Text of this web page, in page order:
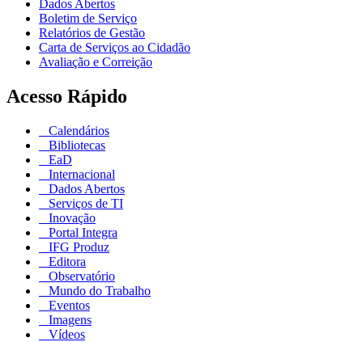
Dados Abertos
Boletim de Serviço
Relatórios de Gestão
Carta de Serviços ao Cidadão
Avaliação e Correição
Acesso Rápido
Calendários
Bibliotecas
EaD
Internacional
Dados Abertos
Serviços de TI
Inovação
Portal Integra
IFG Produz
Editora
Observatório
Mundo do Trabalho
Eventos
Imagens
Vídeos